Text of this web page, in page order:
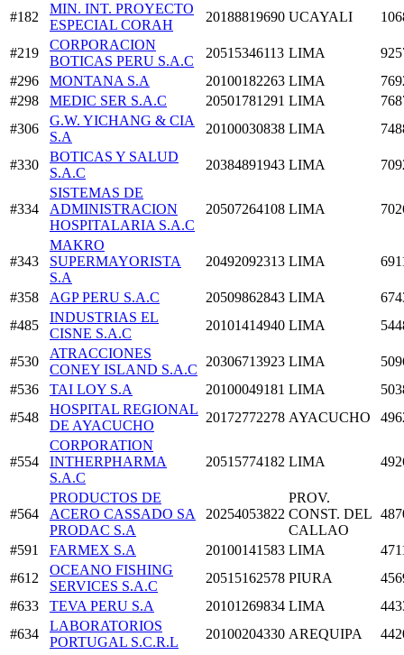
#182
MIN. INT. PROYECTO
ESPECIAL CORAH
20188819690 UCAYALI
#219
CORPORACION
BOTICAS PERU S.A.C
20515346113 LIMA
#296
MONTANA S.A 20100182263 LIMA
#298
MEDIC SER S.A.C 20501781291 LIMA
#306
G.W. YICHANG & CIA
S.A
20100030838 LIMA
#330
BOTICAS Y SALUD
S.A.C
20384891943 LIMA
#334
SISTEMAS DE
ADMINISTRACION
HOSPITALARIA S.A.C
20507264108 LIMA
#343
MAKRO
SUPERMAYORISTA
S.A
20492092313 LIMA
#358 AGP PERU S.A.C 20509862843 LIMA
#485
INDUSTRIAS EL
CISNE S.A.C
20101414940 LIMA
#530
ATRACCIONES
CONEY ISLAND S.A.C
20306713923 LIMA
#536
TAI LOY S.A 20100049181 LIMA
#548
HOSPITAL REGIONAL
DE AYACUCHO
20172772278 AYACUCHO
#554
CORPORATION
INTHERPHARMA
S.A.C
20515774182 LIMA
#564
PRODUCTOS DE
ACERO CASSADO SA
PRODAC S.A
20254053822
PROV.
CONST. DEL
CALLAO
#591 FARMEX S.A 20100141583 LIMA
#612
OCEANO FISHING
SERVICES S.A.C
20515162578 PIURA
#633
TEVA PERU S.A 20101269834 LIMA
#634
LABORATORIOS
PORTUGAL S.C.R.L
20100204330 AREQUIPA